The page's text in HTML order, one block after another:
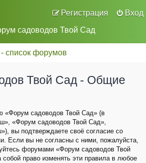
Вход
Регистрация
садоводов Твой Сад
список форумов
Твой Сад - Общие
«Форум садоводов Твой Сад» (в
«Форум садоводов Твой Сад»,
вы подтверждаете своё согласие со
Если вы не согласны с ними, пожалуйста,
форумами «Форум садоводов Твой
право изменять эти правила в любое